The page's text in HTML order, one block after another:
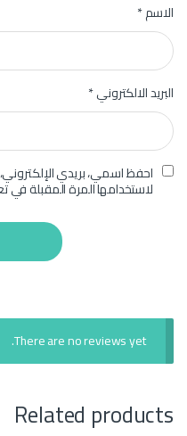
الاسم*
البريد الالكتروني*
احفظ اسمي، بريدي
لاستخدامها المرة المقبلة في
There are no reviews yet.
Related products